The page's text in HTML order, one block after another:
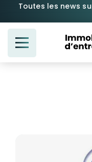
Passer
contenu
Toutes les news